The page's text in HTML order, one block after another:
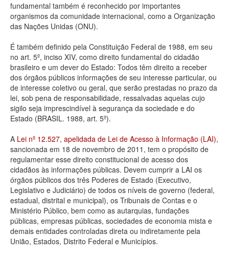
Processo Legislativo
Deputados Estaduais
Administração
Legislação
Agenda
Perguntas frequentes
Contato
fundamental também é reconhecido por importantes
organismos da comunidade internacional, como a Organização
das Nações Unidas (ONU).
É também definido pela Constituição Federal de 1988, em seu
no art. 5º, inciso XIV, como direito fundamental do cidadão
brasileiro e um dever do Estado: Todos têm direito a receber
dos órgãos públicos informações de seu interesse particular, ou
de interesse coletivo ou geral, que serão prestadas no prazo da
lei, sob pena de responsabilidade, ressalvadas aquelas cujo
sigilo seja imprescindível à segurança da sociedade e do
Estado (BRASIL. 1988, art. 5º).
A Lei nº 12.527, apelidada de Lei de Acesso à Informação (LAI),
sancionada em 18 de novembro de 2011, tem o propósito de
regulamentar esse direito constitucional de acesso dos
cidadãos às informações públicas. Devem cumprir a LAI os
órgãos públicos dos três Poderes de Estado (Executivo,
Legislativo e Judiciário) de todos os níveis de governo (federal,
estadual, distrital e municipal), os Tribunais de Contas e o
Ministério Público, bem como as autarquias, fundações
públicas, empresas públicas, sociedades de economia mista e
demais entidades controladas direta ou indiretamente pela
União, Estados, Distrito Federal e Municípios.